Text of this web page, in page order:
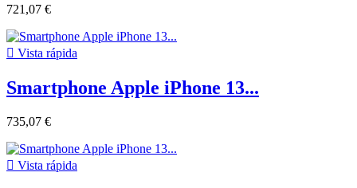
721,07 €
 Vista rápida
Smartphone Apple iPhone 13...
735,07 €
 Vista rápida